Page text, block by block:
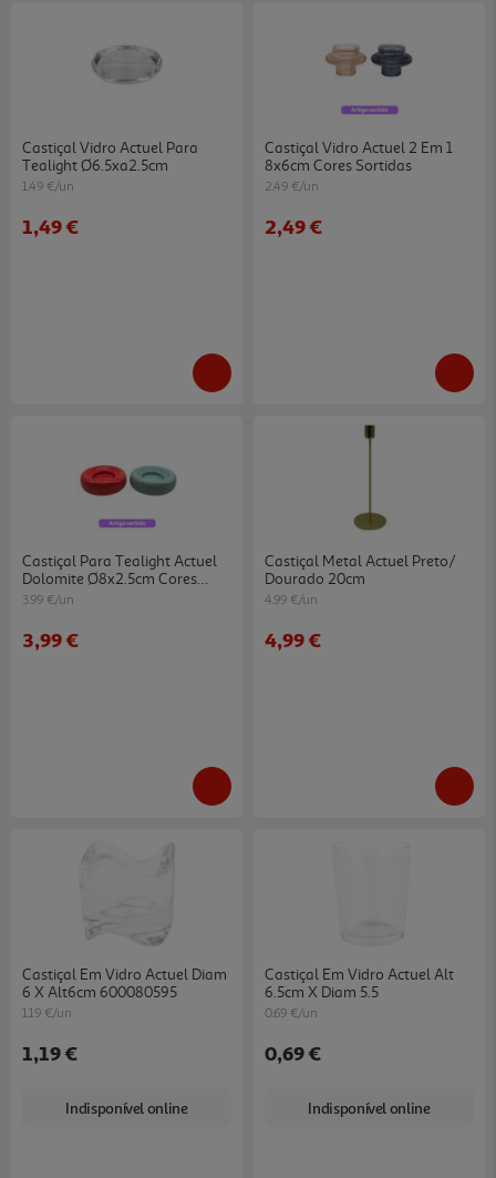
Castiçal Vidro Actuel Para
Tealight Ø6.5xa2.5cm
1.49 €/un
1,49 €
Castiçal Vidro Actuel 2 Em 1
8x6cm Cores Sortidas
2.49 €/un
2,49 €
Castiçal Para Tealight Actuel
Dolomite Ø8x2.5cm Cores
Sortidas
3.99 €/un
3,99 €
Castiçal Metal Actuel Preto/
Dourado 20cm
4.99 €/un
4,99 €
Castiçal Em Vidro Actuel Diam
6 X Alt6cm 600080595
1.19 €/un
1,19 €
Indisponível online
Castiçal Em Vidro Actuel Alt
6.5cm X Diam 5.5
0.69 €/un
0,69 €
Indisponível online